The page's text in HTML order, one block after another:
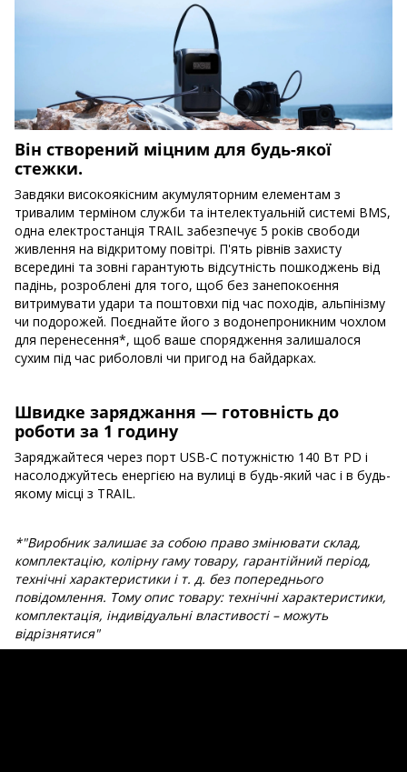
Він створений міцним для будь-якої
стежки.
Завдяки високоякісним акумуляторним елементам з
тривалим терміном служби та інтелектуальній системі BMS,
одна електростанція TRAIL забезпечує 5 років свободи
живлення на відкритому повітрі. П'ять рівнів захисту
всередині та зовні гарантують відсутність пошкоджень від
падінь, розроблені для того, щоб без занепокоєння
витримувати удари та поштовхи під час походів, альпінізму
чи подорожей. Поєднайте його з водонепроникним чохлом
для перенесення*, щоб ваше спорядження залишалося
сухим під час риболовлі чи пригод на байдарках.
Швидке заряджання — готовність до
роботи за 1 годину
Заряджайтеся через порт USB-C потужністю 140 Вт PD і
насолоджуйтесь енергією на вулиці в будь-який час і в будь-
якому місці з TRAIL.
*"Виробник залишає за собою право змінювати склад,
комплектацію, колірну гаму товару, гарантійний період,
технічні характеристики і т. д. без попереднього
повідомлення. Тому опис товару: технічні характеристики,
комплектація, індивідуальні властивості – можуть
відрізнятися"